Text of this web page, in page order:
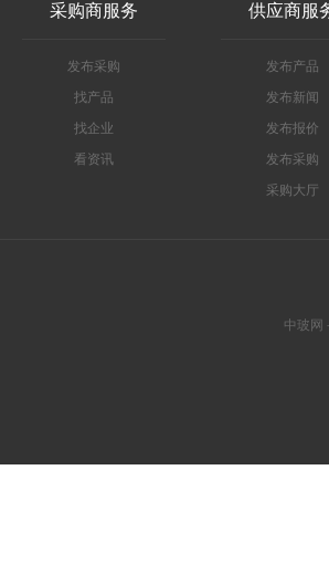
采购商服务
发布采购
找产品
找企业
看资讯
供应商服
发布产品
发布新闻
发布报价
发布采购
采购大厅
中玻网